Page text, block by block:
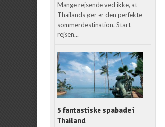
Mange rejsende ved ikke, at
Thailands øer er den perfekte
sommerdestination. Start
rejsen...
5 fantastiske spabade i
Thailand